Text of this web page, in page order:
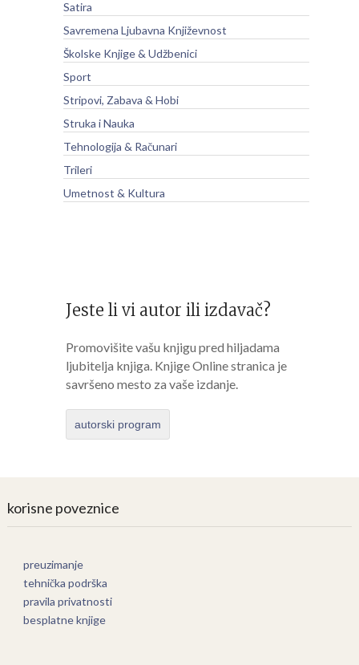
Satira
Savremena Ljubavna Književnost
Školske Knjige & Udžbenici
Sport
Stripovi, Zabava & Hobi
Struka i Nauka
Tehnologija & Računari
Trileri
Umetnost & Kultura
Jeste li vi autor ili izdavač?
Promovišite vašu knjigu pred hiljadama
ljubitelja knjiga. Knjige Online stranica je
savršeno mesto za vaše izdanje.
autorski program
korisne poveznice
preuzimanje
tehnička podrška
pravila privatnosti
besplatne knjige